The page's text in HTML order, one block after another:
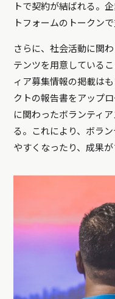
トで契約が結ばれる。
トフォームのトークン
さらに、社会活動に関
テンツを用意している
ィア募集情報の掲載は
クトの報告書をアップ
に関わったボランティ
る。これにより、ボラ
やすくなったり、成果